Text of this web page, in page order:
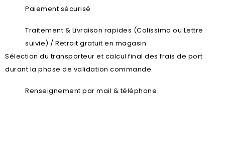
Paiement sécurisé
Traitement & Livraison rapides (Colissimo ou Lettre
suivie) / Retrait gratuit en magasin
Sélection du transporteur et calcul final des frais de port
durant la phase de validation commande.
Renseignement par mail & téléphone